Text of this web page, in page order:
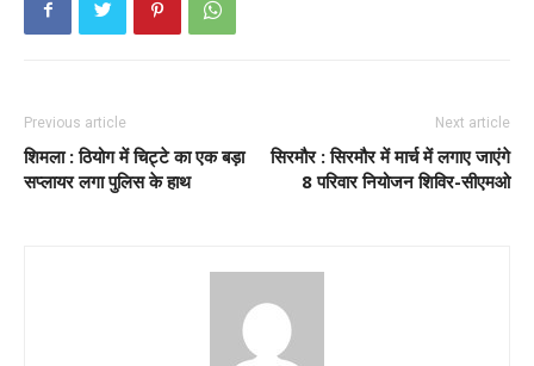
Previous article
शिमला : ठियोग में चिट्टे का एक बड़ा
सप्लायर लगा पुलिस के हाथ
Next article
सिरमौर : सिरमौर में मार्च में लगाए जाएंगे
8 परिवार नियोजन शिविर-सीएमओ